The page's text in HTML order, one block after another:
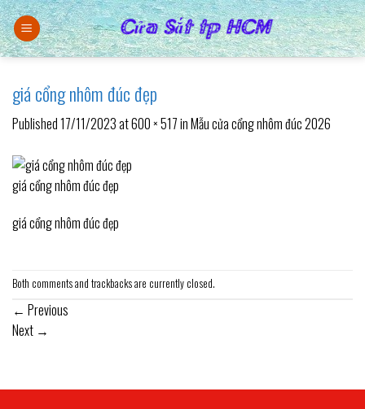
Skip
to
content
giá cổng nhôm đúc đẹp
Published17/11/2023at600 × 517inMẫu cửa cổng nhôm đúc 2026
giá cổng nhôm đúc đẹp
giá cổng nhôm đúc đẹp
Both comments and trackbacks are currently closed.
← Previous
Next →